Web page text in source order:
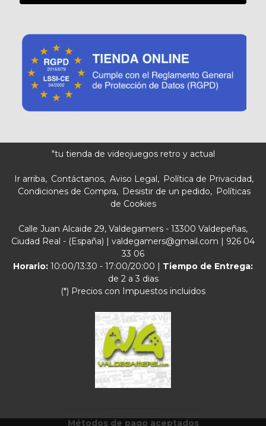
"tu tienda de videojuegos retro y actual
Ir arriba Contáctanos Aviso Legal
Política de Privacidad
Condiciones de Compra
Desistir de un pedido
Políticas
de Cookies
Calle Juan Alcaide 29, Valdegamers - 13300 Valdepeñas,
Ciudad Real - (España) | valdegamers@gmail.com | 926 04
33 06
Horario: 10:00/13:30 - 17:00/20:00 | Tiempo de Entrega:
de 2 a 3 dias
(*) Precios con Impuestos incluidos
Métodos de pago aceptados